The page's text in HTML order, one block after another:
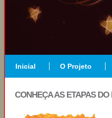
Inicial O Projeto
CONHEÇA AS ETAPAS DO